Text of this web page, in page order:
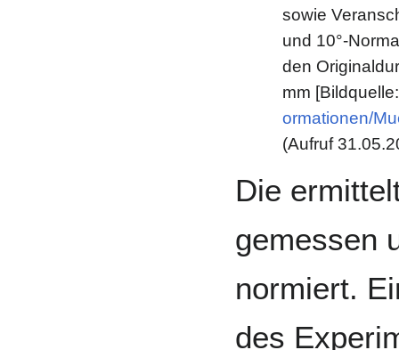
sowie
und 10°-
den
mm
ormationen/
(Aufruf
Die
gemessen
normiert.
des